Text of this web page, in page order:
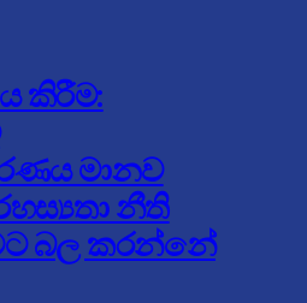
කිරීම:
මානව
නීති
බල කරන්නේ